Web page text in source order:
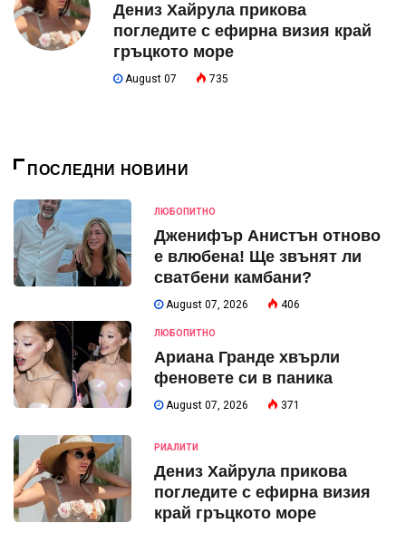
Дениз Хайрула прикова
погледите с ефирна визия край
гръцкото море
August 07 735
ПОСЛЕДНИ НОВИНИ
ЛЮБОПИТНО
Дженифър Анистън отново
е влюбена! Ще звънят ли
сватбени камбани?
August 07, 2026 406
ЛЮБОПИТНО
Ариана Гранде хвърли
феновете си в паника
August 07, 2026 371
РИАЛИТИ
Дениз Хайрула прикова
погледите с ефирна визия
край гръцкото море